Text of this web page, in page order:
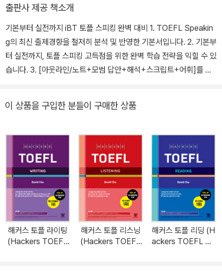
출판사 제공 책소개
기본부터 실전까지 iBT 토플 스피킹 완벽 대비 1. TOEFL Speakin
g의 최신 출제경향을 철저히 분석 및 반영한 기본서입니다. 2. 기본부
터 실전까지, 토플 스피킹 고득점을 위한 완벽 학습 전략을 익힐 수 있
습니다. 3. [아웃라인/노트+모범 답안+해석+스크립트+어휘]를 포
여 빠르게 목표 달성을 할 수 있습니다. 5. [iBT 스피킹 실전모의고
로 손쉽게 MP3를 들을 수 있고, [해커스 MP3 플레이어]를 통해 빠
른 속도로 듣는 훈련까지 할 수 있습니다. 수록 [책 속의 책] 모범 답
안·스크립트·해석 부가제공 1. 해커스인강(HackersIngang.com)
1) 본 교재 인강 2) 교재 MP3 3) iBT 스피킹 실전모의고사 4) 말하
기 연습 프로그램 5) 진단고사 무료 해설 강의 2. 고우해커스(goH
ackers.com) 1) 토플 쉐도잉&말하기 연습 프로그램 2) 토플 스피
킹/라이팅 첨삭 게시판 3) 토플 공부전략 강의 4) 토플 자료 및 유
이 상품을 구입한 분들이 구매한 상품
해커스 토플 라이팅
(Hackers TOEFL
해커스 토플 리스닝
(Hackers TOEFL
해커스 토플 리딩 (H
ackers TOEFL Re